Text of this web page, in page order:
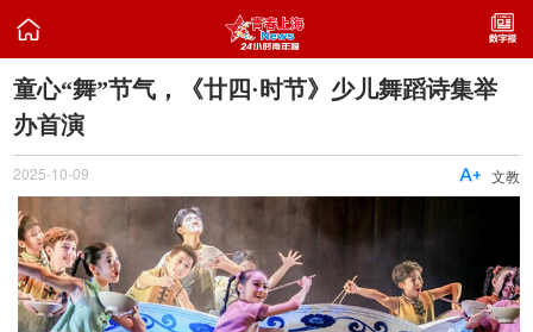

童心“舞”节气，《廿四·时节》少儿舞蹈诗集举
办首演
2025-10-09 文教
